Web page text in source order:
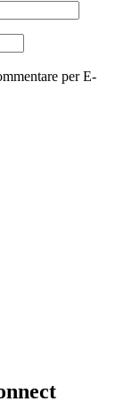
per E-